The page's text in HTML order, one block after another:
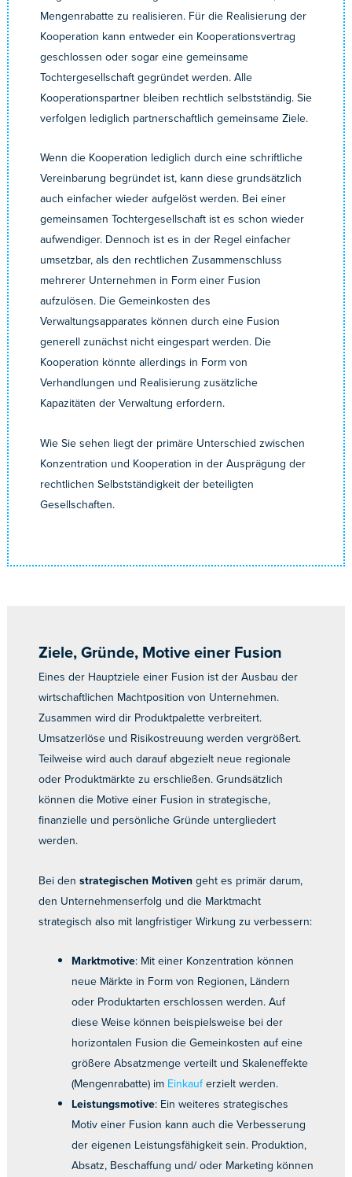
Mengenrabatte zu realisieren. Für die Realisierung der
Kooperation kann entweder ein Kooperationsvertrag
geschlossen oder sogar eine gemeinsame
Tochtergesellschaft gegründet werden. Alle
Kooperationspartner bleiben rechtlich selbstständig. Sie
verfolgen lediglich partnerschaftlich gemeinsame Ziele.
Wenn die Kooperation lediglich durch eine schriftliche
Vereinbarung begründet ist, kann diese grundsätzlich
auch einfacher wieder aufgelöst werden. Bei einer
gemeinsamen Tochtergesellschaft ist es schon wieder
aufwendiger. Dennoch ist es in der Regel einfacher
umsetzbar, als den rechtlichen Zusammenschluss
mehrerer Unternehmen in Form einer Fusion
aufzulösen. Die Gemeinkosten des
Verwaltungsapparates können durch eine Fusion
generell zunächst nicht eingespart werden. Die
Kooperation könnte allerdings in Form von
Verhandlungen und Realisierung zusätzliche
Kapazitäten der Verwaltung erfordern.
Wie Sie sehen liegt der primäre Unterschied zwischen
Konzentration und Kooperation in der Ausprägung der
rechtlichen Selbstständigkeit der beteiligten
Gesellschaften.
Ziele, Gründe, Motive einer Fusion
Eines der Hauptziele einer Fusion ist der Ausbau der
wirtschaftlichen Machtposition von Unternehmen.
Zusammen wird dir Produktpalette verbreitert.
Umsatzerlöse und Risikostreuung werden vergrößert.
Teilweise wird auch darauf abgezielt neue regionale
oder Produktmärkte zu erschließen. Grundsätzlich
können die Motive einer Fusion in strategische,
finanzielle und persönliche Gründe untergliedert
werden.
Bei den strategischen Motivengeht es primär darum,
den Unternehmenserfolg und die Marktmacht
strategisch also mit langfristiger Wirkung zu verbessern:
Marktmotive: Mit einer Konzentration können
neue Märkte in Form von Regionen, Ländern
oder Produktarten erschlossen werden. Auf
diese Weise können beispielsweise bei der
horizontalen Fusion die Gemeinkosten auf eine
größere Absatzmenge verteilt und Skaleneffekte
(Mengenrabatte) im Einkauferzielt werden.
Leistungsmotive: Ein weiteres strategisches
Motiv einer Fusion kann auch die Verbesserung
der eigenen Leistungsfähigkeit sein. Produktion,
Absatz, Beschaffung und/ oder Marketing können